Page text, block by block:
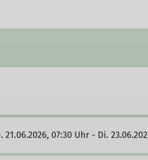
21.06.2026, 07:30 Uhr - Di.